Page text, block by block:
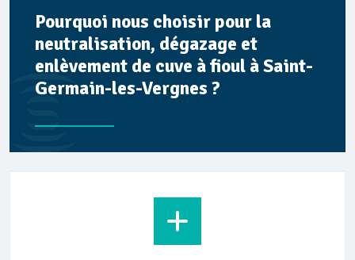
Pourquoi nous choisir pour la
neutralisation, dégazage et
enlèvement de cuve à fioul à Saint-
Germain-les-Vergnes ?